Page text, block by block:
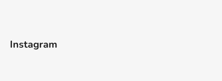
Instagram